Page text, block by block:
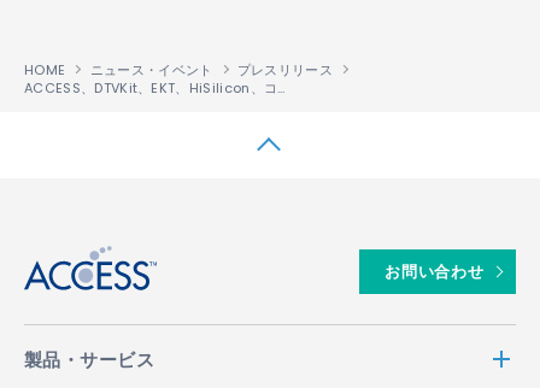
HOME ニュース・イベント
プレスリリース
ACCESS、DTVKit、EKT、HiSilicon、コンテンツ配信の課題を解決するカスタマイズ性に優れたプラットフォームを提供開始
お問い合わせ
製品・サービス